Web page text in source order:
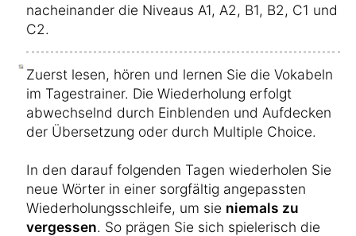
nacheinander die Niveaus A1, A2, B1, B2, C1 und
C2.
Zuerst lesen, hören und lernen Sie die Vokabeln
im Tagestrainer. Die Wiederholung erfolgt
abwechselnd durch Einblenden und Aufdecken
der Übersetzung oder durch Multiple Choice.
In den darauf folgenden Tagen wiederholen Sie
neue Wörter in einer sorgfältig angepassten
Wiederholungsschleife, um sie niemals zu
vergessen. So prägen Sie sich spielerisch die